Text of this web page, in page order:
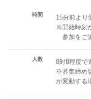
時間
15分前より
※開始時刻
参加をご
人数
8対8程度で
※募集締め
が変動する